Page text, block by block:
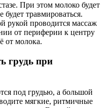
При этом молоко будет
будет травмироваться.
рукой проводится массаж
от периферии к центру
от молока.
грудь при
под грудью, а большой
мягкие, ритмичные